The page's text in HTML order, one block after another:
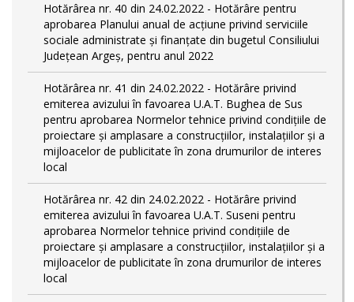
Hotărârea nr. 40 din 24.02.2022 - Hotărâre pentru
aprobarea Planului anual de acţiune privind serviciile
sociale administrate și finanţate din bugetul Consiliului
Județean Argeş, pentru anul 2022
Hotărârea nr. 41 din 24.02.2022 - Hotărâre privind
emiterea avizului în favoarea U.A.T. Bughea de Sus
pentru aprobarea Normelor tehnice privind condiţiile de
proiectare şi amplasare a construcţiilor, instalaţiilor şi a
mijloacelor de publicitate în zona drumurilor de interes
local
Hotărârea nr. 42 din 24.02.2022 - Hotărâre privind
emiterea avizului în favoarea U.A.T. Suseni pentru
aprobarea Normelor tehnice privind condiţiile de
proiectare şi amplasare a construcţiilor, instalaţiilor şi a
mijloacelor de publicitate în zona drumurilor de interes
local